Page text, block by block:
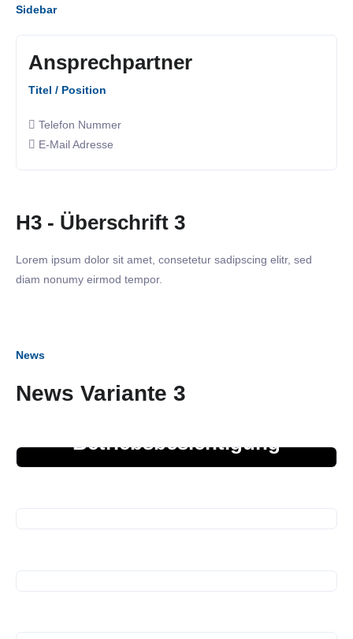
Sidebar
Ansprechpartner
Titel / Position
Telefon Nummer
E-Mail Adresse
H3 - Überschrift 3
Lorem ipsum dolor sit amet, consetetur sadipscing elitr, sed
diam nonumy eirmod tempor.
News
News Variante 3
Betriebsbesichtigung
05. März 2026